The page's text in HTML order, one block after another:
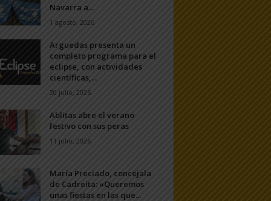
Navarra a...
1 agosto, 2026
Arguedas presenta un
completo programa para el
eclipse, con actividades
científicas,...
20 julio, 2026
Ablitas abre el verano
festivo con sus peras
11 julio, 2026
María Preciado, concejala
de Cadreita: «Queremos
unas fiestas en las que...